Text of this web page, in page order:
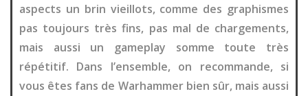
aspects un brin vieillots, comme des graphismes
pas toujours très fins, pas mal de chargements,
mais aussi un gameplay somme toute très
répétitif. Dans l’ensemble, on recommande, si
vous êtes fans de Warhammer bien sûr, mais aussi